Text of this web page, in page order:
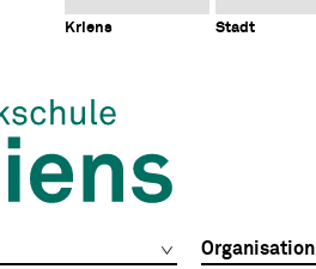
Kriens Stadt
Organisation